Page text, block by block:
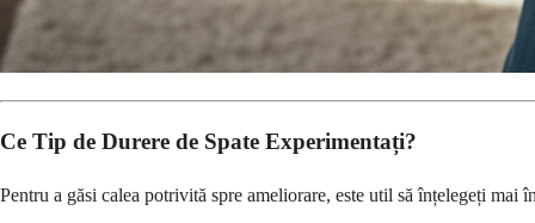
Ce Tip de Durere de Spate Experimentați?
Pentru a găsi calea potrivită spre ameliorare, este util să înțelegeți